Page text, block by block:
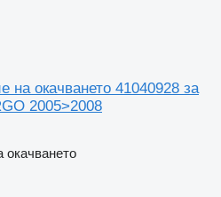
на окачването 41040928 за
2005>2008
окачването